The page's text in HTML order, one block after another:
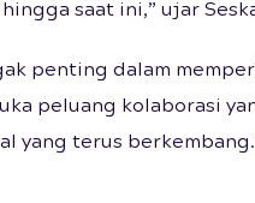
saat ini,” ujar
penting dalam
peluang kolaborasi
yang terus berkembang.